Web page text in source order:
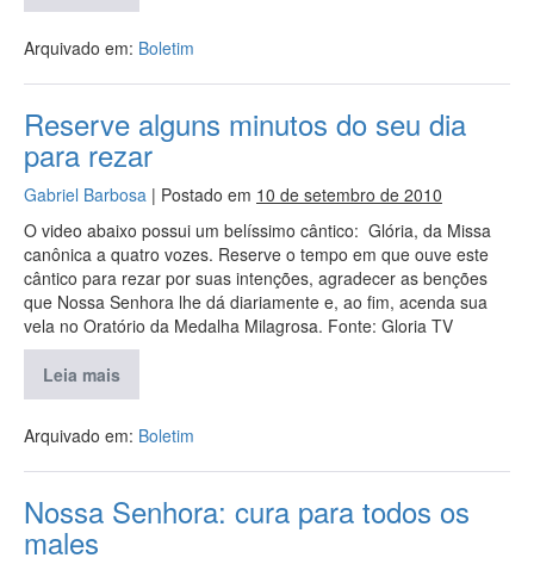
Arquivado em: Boletim
Reserve alguns minutos do seu dia
para rezar
Gabriel Barbosa | Postado em 10 de setembro de 2010
O video abaixo possui um belíssimo cântico: Glória, da Missa
canônica a quatro vozes. Reserve o tempo em que ouve este
cântico para rezar por suas intenções, agradecer as benções
que Nossa Senhora lhe dá diariamente e, ao fim, acenda sua
vela no Oratório da Medalha Milagrosa. Fonte: Gloria TV
Leia mais
Arquivado em: Boletim
Nossa Senhora: cura para todos os
males